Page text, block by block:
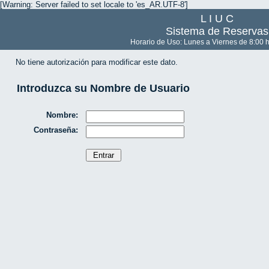
[Warning: Server failed to set locale to 'es_AR.UTF-8']
L I U C
Sistema de Reservas
Horario de Uso: Lunes a Viernes de 8:00
No tiene autorización para modificar este dato.
Introduzca su Nombre de Usuario
Nombre:
Contraseña: